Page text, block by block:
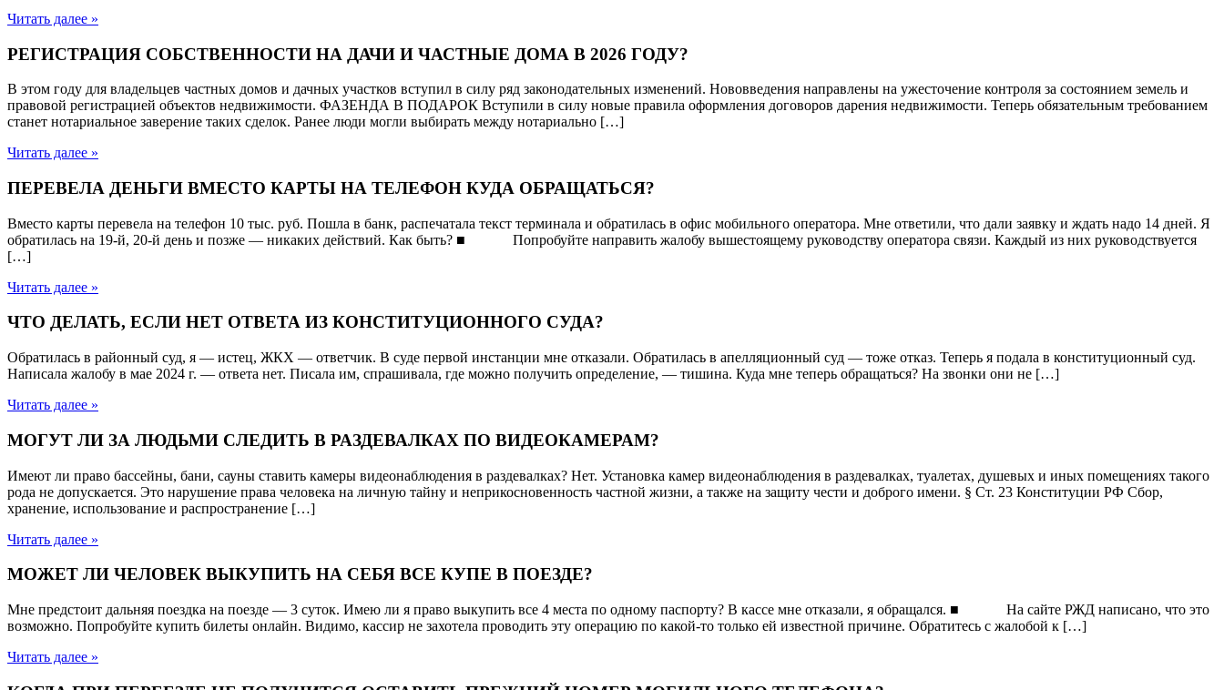
Читать далее »
РЕГИСТРАЦИЯ СОБСТВЕННОСТИ НА ДАЧИ И ЧАСТНЫЕ ДОМА В 2026 ГОДУ?
В этом году для владельцев частных домов и дачных участков вступил в силу ряд законодательных изменений. Нововведения направлены на ужесточение контроля за состоянием земель и
правовой регистрацией объектов недвижимости. ФАЗЕНДА В ПОДАРОК Вступили в силу новые правила оформления договоров дарения недвижимости. Теперь обязательным требованием
станет нотариальное заверение таких сделок. Ранее люди могли выбирать между нотариально […]
Читать далее »
ПЕРЕВЕЛА ДЕНЬГИ ВМЕСТО КАРТЫ НА ТЕЛЕФОН КУДА ОБРАЩАТЬСЯ?
Вместо карты перевела на телефон 10 тыс. руб. Пошла в банк, распечатала текст терминала и обратилась в офис мобильного оператора. Мне ответили, что дали заявку и ждать надо 14 дней. Я
обратилась на 19-й, 20-й день и позже — никаких действий. Как быть? ■ Попробуйте направить жалобу вышестоящему руководству оператора связи. Каждый из них руководствуется
[…]
Читать далее »
ЧТО ДЕЛАТЬ, ЕСЛИ НЕТ ОТВЕТА ИЗ КОНСТИТУЦИОННОГО СУДА?
Обратилась в районный суд, я — истец, ЖКХ — ответчик. В суде первой инстанции мне отказали. Обратилась в апелляционный суд — тоже отказ. Теперь я подала в конституционный суд.
Написала жалобу в мае 2024 г. — ответа нет. Писала им, спрашивала, где можно получить определение, — тишина. Куда мне теперь обращаться? На звонки они не […]
Читать далее »
МОГУТ ЛИ ЗА ЛЮДЬМИ СЛЕДИТЬ В РАЗДЕВАЛКАХ ПО ВИДЕОКАМЕРАМ?
Имеют ли право бассейны, бани, сауны ставить камеры видеонаблюдения в раздевалках? Нет. Установка камер видеонаблюдения в раздевалках, туалетах, душевых и иных помещениях такого
рода не допускается. Это нарушение права человека на личную тайну и неприкосновенность частной жизни, а также на защиту чести и доброго имени. § Ст. 23 Конституции РФ Сбор,
хранение, использование и распространение […]
Читать далее »
МОЖЕТ ЛИ ЧЕЛОВЕК ВЫКУПИТЬ НА СЕБЯ ВСЕ КУПЕ В ПОЕЗДЕ?
Мне предстоит дальняя поездка на поезде — 3 суток. Имею ли я право выкупить все 4 места по одному паспорту? В кассе мне отказали, я обращался. ■ На сайте РЖД написано, что это
возможно. Попробуйте купить билеты онлайн. Видимо, кассир не захотела проводить эту операцию по какой-то только ей известной причине. Обратитесь с жалобой к […]
Читать далее »